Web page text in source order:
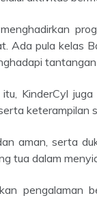
Ada pula kelas
tantangan
keterampilan
tua dalam